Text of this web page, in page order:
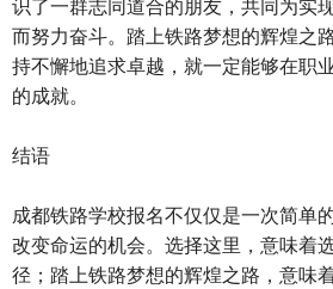
而努力奋斗。踏上铁路梦想的辉煌之
持不懈地追求卓越，就一定能够在职
的成就。
结语
成都铁路学校报名不仅仅是一次简单
改变命运的机会。选择这里，意味着
径；踏上铁路梦想的辉煌之路，意味